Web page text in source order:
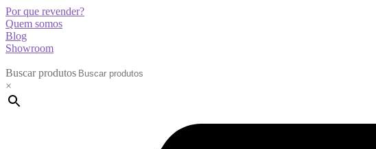
Por que revender?
Quem somos
Blog
Showroom
Buscar produtos
×